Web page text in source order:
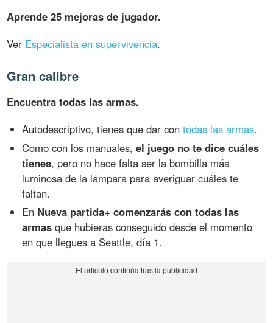
Aprende 25 mejoras de jugador.
Ver Especialista en supervivencia.
Gran calibre
Encuentra todas las armas.
Autodescriptivo, tienes que dar contodas las armas.
Como con los manuales,el juego no te dice cuáles
tienes, pero no hace falta ser la bombilla más
luminosa de la lámpara para averiguar cuáles te
faltan.
En Nueva partida+ comenzarás con todas las
armas que hubieras conseguido desde el momento
en que llegues a Seattle, día 1.